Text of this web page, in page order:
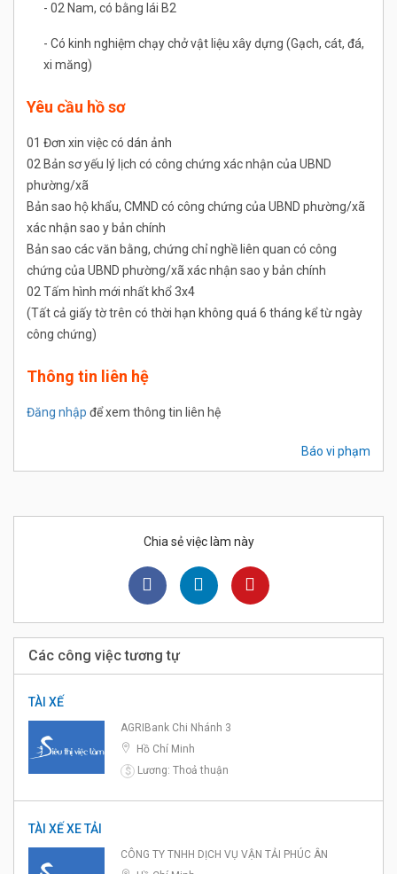
- 02 Nam, có bằng lái B2
- Có kinh nghiệm chạy chở vật liệu xây dựng (Gạch, cát, đá,
xi măng)
Yêu cầu hồ sơ
01 Đơn xin việc có dán ảnh
02 Bản sơ yếu lý lịch có công chứng xác nhận của UBND
phường/xã
Bản sao hộ khẩu, CMND có công chứng của UBND phường/xã
xác nhận sao y bản chính
Bản sao các văn bằng, chứng chỉ nghề liên quan có công
chứng của UBND phường/xã xác nhận sao y bản chính
02 Tấm hình mới nhất khổ 3x4
(Tất cả giấy tờ trên có thời hạn không quá 6 tháng kể từ ngày
công chứng)
Thông tin liên hệ
Đăng nhập để xem thông tin liên hệ
Báo vi phạm
Chia sẻ việc làm này
Các công việc tương tự
TÀI XẾ
AGRIBank Chi Nhánh 3
Hồ Chí Minh
$
Lương: Thoả thuận
TÀI XẾ XE TẢI
CÔNG TY TNHH DỊCH VỤ VẬN TẢI PHÚC ÂN